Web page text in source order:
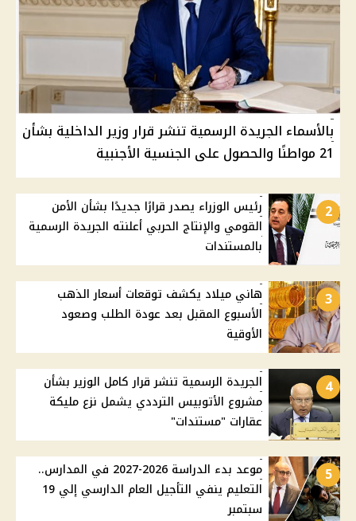
بالأسماء الجريدة الرسمية تنشر قرار وزير الداخلية بشأن
21 مواطنًا والحصول على الجنسية الأجنبية
2
رئيس الوزراء يصدر قرارًا جديدًا بشأن الأمن
القومي والإنتاج الحربي أعلنته الجريدة الرسمية
بالمستندات
3
هاني ميلاد يكشف توقعات أسعار الذهب
الأسبوع المقبل بعد عودة الطلب وصعود
الأوقية
4
الجريدة الرسمية تنشر قرار كامل الوزير بشأن
مشروع الأتوبيس الترددي يشمل نزع مليكة
عقارات "مستندات"
5
موعد بدء الدراسة 2026-2027 في المدارس..
التعليم ينفي التأجيل العام الدارسي إلي 19
سبتمبر